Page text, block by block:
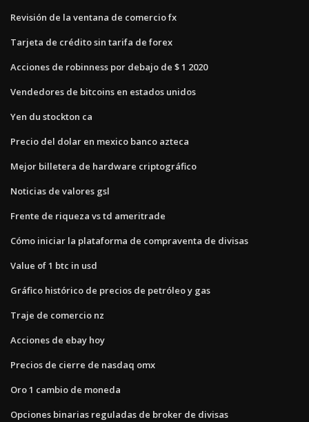
Revisión de la ventana de comercio fx
Tarjeta de crédito sin tarifa de forex
Acciones de robinness por debajo de $ 1 2020
Vendedores de bitcoins en estados unidos
Yen du stockton ca
Precio del dolar en mexico banco azteca
Mejor billetera de hardware criptográfico
Noticias de valores gsl
Frente de riqueza vs td ameritrade
Cómo iniciar la plataforma de compraventa de divisas
Value of 1 btc in usd
Gráfico histórico de precios de petróleo y gas
Traje de comercio nz
Acciones de ebay hoy
Precios de cierre de nasdaq omx
Oro 1 cambio de moneda
Opciones binarias reguladas de broker de divisas